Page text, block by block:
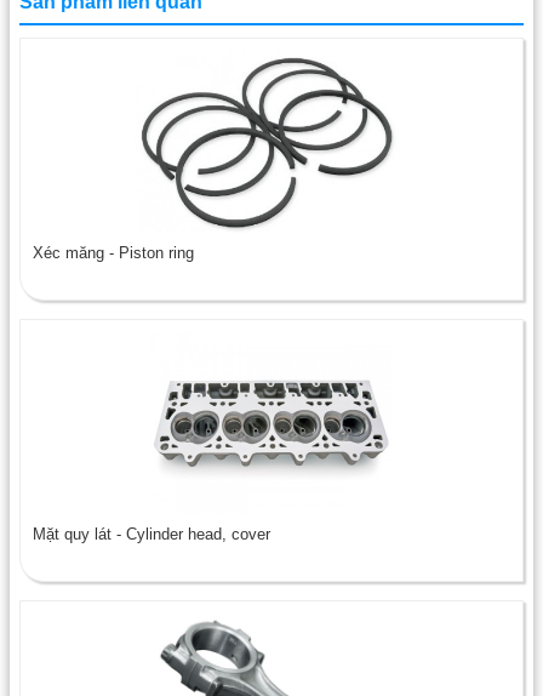
Xéc măng - Piston ring
Mặt quy lát - Cylinder head, cover